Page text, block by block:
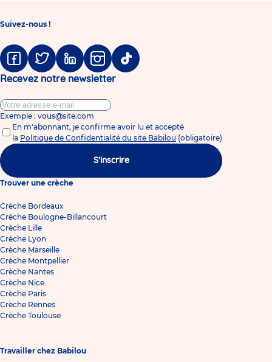
Suivez-nous !
FacebookTwitter LinkedinInstagramTiktok
Recevez notre newsletter
Exemple : vous@site.com
En m'abonnant, je confirme avoir lu et accepté
la Politique de Confidentialité du site Babilou (obligatoire)
S'inscrire
Trouver une crèche
Crèche Bordeaux
Crèche Boulogne-Billancourt
Crèche Lille
Crèche Lyon
Crèche Marseille
Crèche Montpellier
Crèche Nantes
Crèche Nice
Crèche Paris
Crèche Rennes
Crèche Toulouse
Travailler chez Babilou